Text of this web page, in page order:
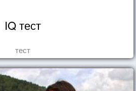
IQ тест
тест